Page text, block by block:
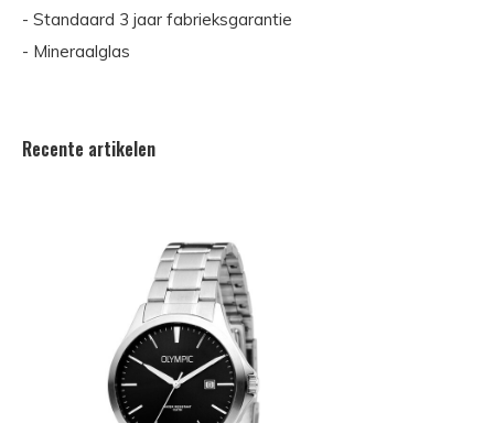
- Standaard 3 jaar fabrieksgarantie
- Mineraalglas
Recente artikelen